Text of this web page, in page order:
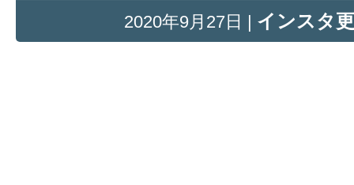
2020年9月27日 | インスタ